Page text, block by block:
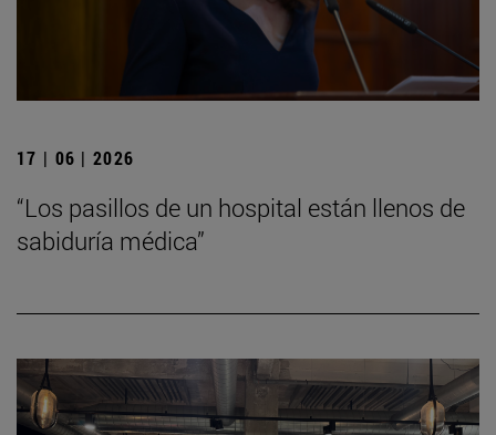
17 | 06 | 2026
“Los pasillos de un hospital están llenos de
sabiduría médica”